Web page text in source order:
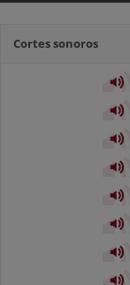
Cortes sonoros